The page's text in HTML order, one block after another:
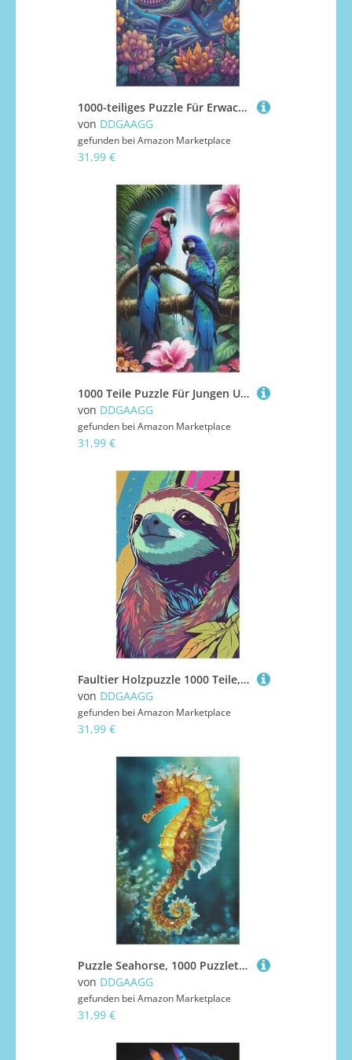
1000-teiliges Puzzle Für Erwachsene, Hai Holzpuzzle, Gehirn-Herausforderung,Puzzles Spielzeugspiel （78×53cm）
von DDGAAGG
gefunden bei Amazon Marketplace
31,99 €
1000 Teile Puzzle Für Jungen Und Mädchen, Standard-Puzzles Papagei, Familienspiele, （78×53cm）
von DDGAAGG
gefunden bei Amazon Marketplace
31,99 €
Faultier Holzpuzzle 1000 Teile, Knobelspiele Für Erwachsene, Teenager, Puzzles Unmögliche - Kinder Puzzle Zimmer Deko （78×53cm）
von DDGAAGG
gefunden bei Amazon Marketplace
31,99 €
Puzzle Seahorse, 1000 Puzzleteile Für Kinder, Holzpuzzles, Geeignet Für Erwachsene Lernspiel, （78×53cm）
von DDGAAGG
gefunden bei Amazon Marketplace
31,99 €